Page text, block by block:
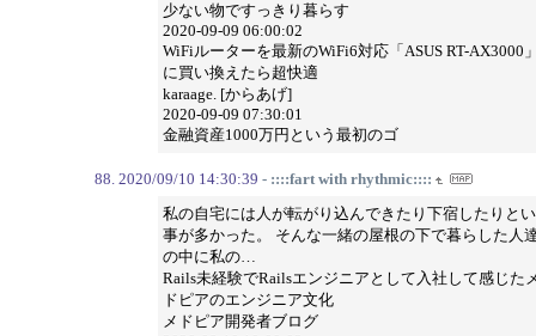
少ない物ですっきり暮らす
2020-09-09 06:00:02
WiFiルーターを最新のWiFi6対応「ASUS RT-AX3000
に買い換えたら超快適
karaage. [からあげ]
2020-09-09 07:30:01
金融資産1000万円という最初のゴ
2020/09/10 14:30:39 - ::::fart with rhythmic::::
私の自宅には人が転がり込んできたり下宿したりと
事が多かった。 そんな一緒の屋根の下で暮らした人
の中に私の…
Rails未経験でRailsエンジニアとして入社して感じた
ドピアのエンジニア文化
メドピア開発者ブログ